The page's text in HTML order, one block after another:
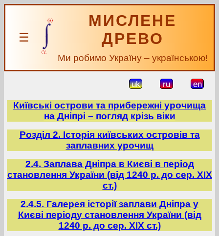
☰
МИСЛЕНЕ
ДРЕВО
Ми робимо Україну – українською!
uk ru en
Київські острови та прибережні урочища
на Дніпрі – погляд крізь віки
Розділ 2. Історія київських островів та
заплавних урочищ
2.4. Заплава Дніпра в Києві в період
становлення України (від 1240 р. до сер. ХІХ
ст.)
2.4.5. Галерея історії заплави Дніпра у
Києві періоду становлення України (від
1240 р. до сер. ХІХ ст.)